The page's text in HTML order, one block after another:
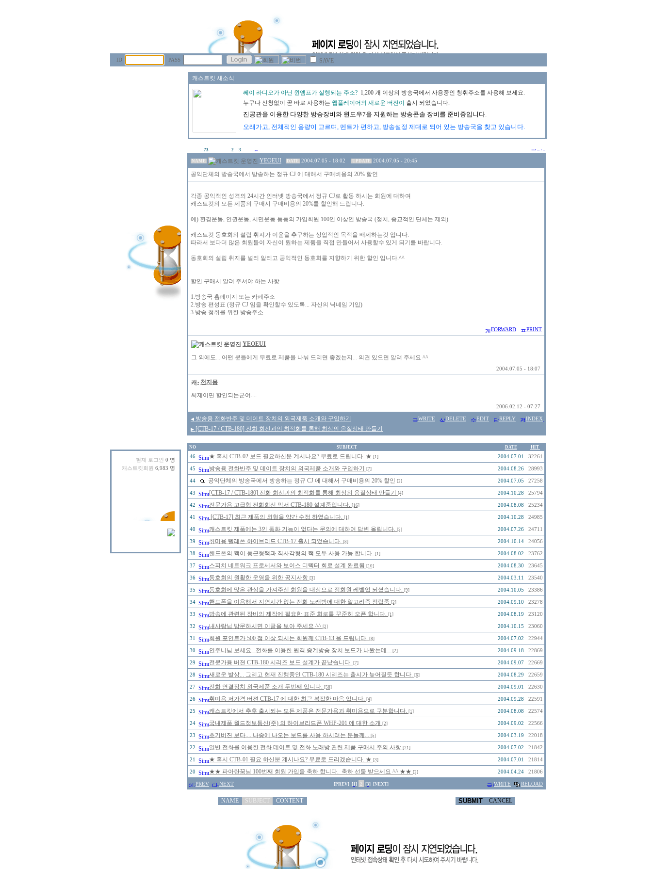
ID PASS SAVE
현재 로그인 0 명
캐스트킷회원 6,983 명
73 2 3
NAME YEOEUI DATE 2004.07.05 - 18:02 UPDATE 2004.07.05 - 20:45
공익단체의 방송국에서 방송하는 정규 CJ 에 대해서 구매비용의 20% 할인
각종 공익적인 성격의 24시간 인터넷 방송국에서 정규 CJ로 활동 하시는 회원에 대하여
캐스트킷의 모든 제품의 구매시 구매비용의 20%를 할인해 드립니다.
예) 환경운동, 인권운동, 시민운동 등등의 가입회원 100인 이상인 방송국 (정치, 종교적인 단체는 제외)
캐스트킷 동호회의 설립 취지가 이윤을 추구하는 상업적인 목적을 배제하는것 입니다.
따라서 보다더 많은 회원들이 자신이 원하는 제품을 직접 만들어서 사용할수 있게 되기를 바랍니다.
동호회의 설립 취지를 널리 알리고 공익적인 동호회를 지향하기 위한 할인 입니다.^^
할인 구매시 알려 주셔야 하는 사항
1.방송국 홈페이지 또는 카페주소
2.방송 편성표 (정규 CJ 임을 확인할수 있도록... 자신의 닉네임 기입)
3.방송 청취를 위한 방송주소
FORWARD PRINT
YEOEUI
그 외에도... 어떤 분들에게 무료로 제품을 나눠 드리면 좋겠는지... 의견 있으면 알려 주세요 ^^
2004.07.05 - 18:07
천지몽
씨제이면 할인되는군여....
2006.02.12 - 07:27
◀ 방송용 전화반주 및 데이트 장치의 외국제품 소개와 구입하기
▶ [CTB-17 / CTB-180] 전화 회선과의 최적화를 통해 최상의 음질상태 만들기
WRITE DELETE EDIT REPLY INDEX
NO SUBJECT DATE HIT
46 ★ 혹시 CTB-02 보드 필요하신분 계시나요? 무료로 드립니다. ★ [1] 2004.07.01 32261
45 방송용 전화반주 및 데이트 장치의 외국제품 소개와 구입하기 [7] 2004.08.26 28993
44 공익단체의 방송국에서 방송하는 정규 CJ 에 대해서 구매비용의 20% 할인 [2] 2004.07.05 27258
43 [CTB-17 / CTB-180] 전화 회선과의 최적화를 통해 최상의 음질상태 만들기 [4] 2004.10.28 25794
42 전문가용 고급형 전화회선 믹서 CTB-180 설계중입니다. [16] 2004.08.08 25234
41 [CTB-17] 최근 제품의 외형을 약간 수정 하였습니다. [1] 2004.10.28 24985
40 캐스트킷 제품에는 3인 통화 기능이 없다는 문의에 대하여 답변 올립니다. [2] 2004.07.26 24711
39 취미용 텔레폰 하이브리드 CTB-17 출시 되었습니다. [8] 2004.10.14 24056
38 핸드폰의 짹이 둥근형짹과 직사각형의 짹 모두 사용 가능 합니다. [1] 2004.08.02 23762
37 스피치 네트워크 프로세서와 보이스 디텍터 회로 설계 완료됨 [10] 2004.08.30 23645
36 동호회의 원활한 운영을 위한 공지사항 [3] 2004.03.11 23540
35 동호회에 많은 관심을 가져주신 회원을 대상으로 정회원 레벨업 되셨습니다. [9] 2004.10.05 23386
34 핸드폰을 이용해서 지연시간 없는 전화 노래방에 대한 알고리즘 정립중 [2] 2004.09.10 23278
33 방송에 관련된 장비의 제작에 필요한 표준 회로를 꾸준히 오픈 합니다. [1] 2004.08.19 23120
32 내사랑님 방문하시면 이글을 보아 주세요 ^^ [2] 2004.10.15 23060
31 회원 포인트가 500 점 이상 되시는 회원께 CTB-13 을 드립니다. [8] 2004.07.02 22944
30 인주니님 보세요.. 전화를 이용한 원격 중계방송 장치 보드가 나왔는데... [2] 2004.09.18 22869
29 전문가용 버젼 CTB-180 시리즈 보드 설계가 끝났습니다. [7] 2004.09.07 22669
28 새로운 발상... 그리고 현재 진행중인 CTB-180 시리즈는 출시가 늦어질듯 합니다. [6] 2004.08.29 22659
27 전화 연결장치 외국제품 소개 두번째 입니다. [58] 2004.09.01 22630
26 취미용 저가격 버젼 CTB-17 에 대한 최근 복잡한 마음 입니다. [4] 2004.09.28 22591
25 캐스트킷에서 추후 출시되는 모든 제품은 전문가용과 취미용으로 구분합니다. [1] 2004.08.08 22574
24 국내제품 월드정보통신(주) 의 하이브리드폰 WHP-201 에 대한 소개 [2] 2004.09.02 22566
23 초기버젼 보다.... 나중에 나오는 보드를 사용 하시려는 분들께... [5] 2004.03.19 22018
22 일반 전화를 이용한 전화 데이트 및 전화 노래방 관련 제품 구매시 주의 사항 [71] 2004.07.02 21842
21 ★ 혹시 CTB-01 필요 하신분 계시나요? 무료로 드리겠습니다. ★ [3] 2004.07.01 21814
20 ★★ 파아란꿈님 100번째 회원 가입을 축하 합니다. 축하 선물 받으세요 ^^ ★★ [2] 2004.04.24 21806
PREV NEXT [PREV] [1] 2 [3] [NEXT] WRITE RELOAD
SUBMIT